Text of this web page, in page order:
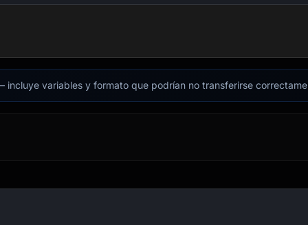
variables y formato que podrían no transferirse